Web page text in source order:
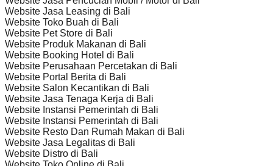
Website Jasa Leasing di Bali
Website Toko Buah di Bali
Website Pet Store di Bali
Website Produk Makanan di Bali
Website Booking Hotel di Bali
Website Perusahaan Percetakan di Bali
Website Portal Berita di Bali
Website Salon Kecantikan di Bali
Website Jasa Tenaga Kerja di Bali
Website Instansi Pemerintah di Bali
Website Instansi Pemerintah di Bali
Website Resto Dan Rumah Makan di Bali
Website Jasa Legalitas di Bali
Website Distro di Bali